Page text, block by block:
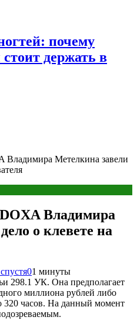
почему
держать в
Владимира Метелкина завели
Владимира
о клевете на
01 минуты
298.1 УК. Она предполагает
миллиона рублей либо
320 часов. На данный момент